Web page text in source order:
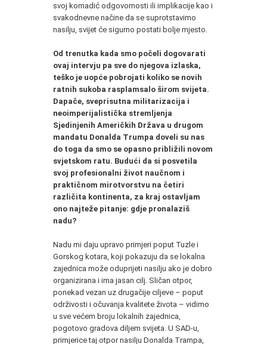
svoj komadić odgovornosti ili implikacije kao i
svakodnevne načine da se suprotstavimo
nasilju, svijet će sigurno postati bolje mjesto.
Od trenutka kada smo počeli dogovarati
ovaj intervju pa sve do njegova izlaska,
teško je uopće pobrojati koliko se novih
ratnih sukoba rasplamsalo širom svijeta.
Dapače, sveprisutna militarizacija i
neoimperijalistička stremljenja
Sjedinjenih Američkih Država u drugom
mandatu Donalda Trumpa doveli su nas
do toga da smo se opasno približili novom
svjetskom ratu. Budući da si posvetila
svoj profesionalni život naučnom i
praktičnom mirotvorstvu na četiri
različita kontinenta, za kraj ostavljam
ono najteže pitanje: gdje pronalaziš
nadu?
Nadu mi daju upravo primjeri poput Tuzle i
Gorskog kotara, koji pokazuju da se lokalna
zajednica može oduprijeti nasilju ako je dobro
organizirana i ima jasan cilj. Sličan otpor,
ponekad vezan uz drugačije ciljeve – poput
održivosti i očuvanja kvalitete života – vidimo
u sve većem broju lokalnih zajednica,
pogotovo gradova diljem svijeta. U SAD-u,
primjerice taj otpor nasilju Donalda Trampa,